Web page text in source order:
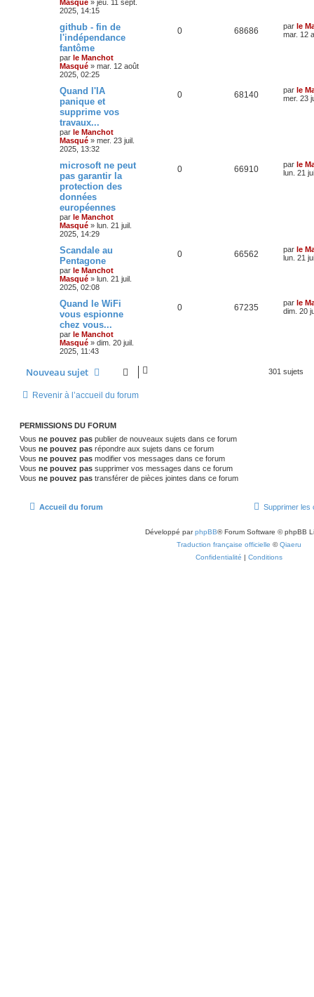
Masqué » jeu. 11 sept.
2025, 14:15
github - fin de
l'indépendance
fantôme
par le Manchot
Masqué » mar. 12 août
2025, 02:25
0 68686 par le
mar. 12
Quand l'IA
panique et
supprime vos
travaux...
par le Manchot
Masqué » mer. 23 juil.
2025, 13:32
0 68140 par le
mer. 23
microsoft ne peut
pas garantir la
protection des
données
européennes
par le Manchot
Masqué » lun. 21 juil.
2025, 14:29
0 66910 par le
lun. 21
Scandale au
Pentagone
par le Manchot
Masqué » lun. 21 juil.
2025, 02:08
0 66562 par le
lun. 21
Quand le WiFi
vous espionne
chez vous...
par le Manchot
Masqué » dim. 20 juil.
2025, 11:43
0 67235 par le
dim. 20
Nouveau sujet 301 sujets
Revenir à l’accueil du forum
PERMISSIONS DU FORUM
Vous ne pouvez pas publier de nouveaux sujets dans ce forum
Vous ne pouvez pas répondre aux sujets dans ce forum
Vous ne pouvez pas modifier vos messages dans ce forum
Vous ne pouvez pas supprimer vos messages dans ce forum
Vous ne pouvez pas transférer de pièces jointes dans ce forum
Accueil du forum Supprimer les
Développé parphpBB® Forum Software © phpBB
Traduction française officielle ©Qiaeru
Confidentialité | Conditions